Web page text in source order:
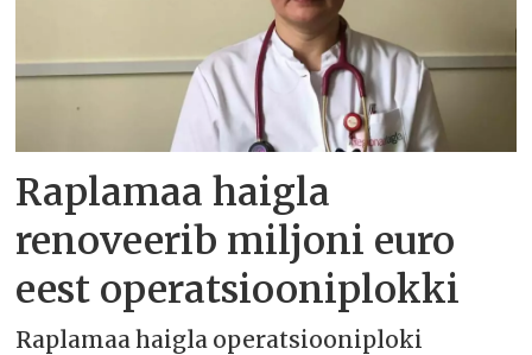
Raplamaa haigla
renoveerib miljoni euro
eest operatsiooniplokki
Raplamaa haigla operatsiooniploki